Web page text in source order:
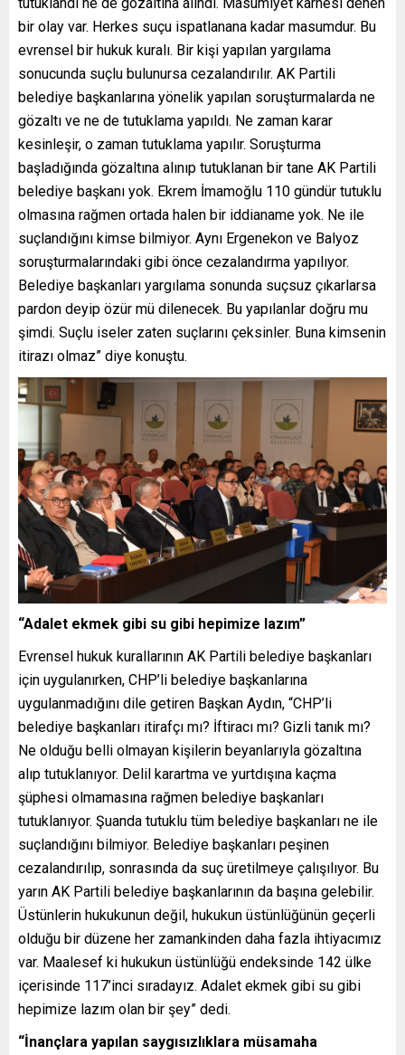
bir olay var. Herkes suçu ispatlanana kadar masumdur. Bu
evrensel bir hukuk kuralı. Bir kişi yapılan yargılama
sonucunda suçlu bulunursa cezalandırılır. AK Partili
belediye başkanlarına yönelik yapılan soruşturmalarda ne
gözaltı ve ne de tutuklama yapıldı. Ne zaman karar
kesinleşir, o zaman tutuklama yapılır. Soruşturma
başladığında gözaltına alınıp tutuklanan bir tane AK Partili
belediye başkanı yok. Ekrem İmamoğlu 110 gündür tutuklu
olmasına rağmen ortada halen bir iddianame yok. Ne ile
suçlandığını kimse bilmiyor. Aynı Ergenekon ve Balyoz
soruşturmalarındaki gibi önce cezalandırma yapılıyor.
Belediye başkanları yargılama sonunda suçsuz çıkarlarsa
pardon deyip özür mü dilenecek. Bu yapılanlar doğru mu
şimdi. Suçlu iseler zaten suçlarını çeksinler. Buna kimsenin
itirazı olmaz” diye konuştu.
“Adalet ekmek gibi su gibi hepimize lazım”
Evrensel hukuk kurallarının AK Partili belediye başkanları
için uygulanırken, CHP’li belediye başkanlarına
uygulanmadığını dile getiren Başkan Aydın, “CHP’li
belediye başkanları itirafçı mı? İftiracı mı? Gizli tanık mı?
Ne olduğu belli olmayan kişilerin beyanlarıyla gözaltına
alıp tutuklanıyor. Delil karartma ve yurtdışına kaçma
şüphesi olmamasına rağmen belediye başkanları
tutuklanıyor. Şuanda tutuklu tüm belediye başkanları ne ile
suçlandığını bilmiyor. Belediye başkanları peşinen
cezalandırılıp, sonrasında da suç üretilmeye çalışılıyor. Bu
yarın AK Partili belediye başkanlarının da başına gelebilir.
Üstünlerin hukukunun değil, hukukun üstünlüğünün geçerli
olduğu bir düzene her zamankinden daha fazla ihtiyacımız
var. Maalesef ki hukukun üstünlüğü endeksinde 142 ülke
içerisinde 117’inci sıradayız. Adalet ekmek gibi su gibi
hepimize lazım olan bir şey” dedi.
“İnançlara yapılan saygısızlıklara müsamaha